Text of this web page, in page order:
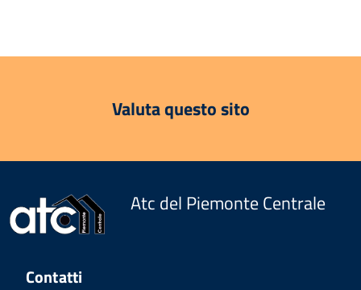
Valuta questo sito
Atc del Piemonte Centrale
Contatti